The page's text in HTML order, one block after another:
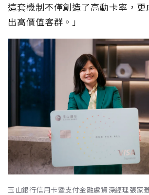
這套機制不僅創造了高動卡率，
出高價值客群。」
玉山銀行信用卡暨支付金融處資深經理張家